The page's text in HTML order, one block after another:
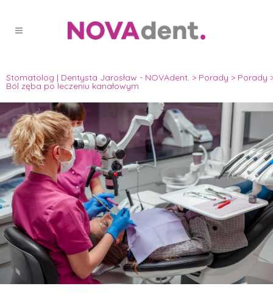
Stomatolog | Dentysta Jarosław - NOVAdent. > Porady > Porady
Ból zęba po leczeniu kanałowym